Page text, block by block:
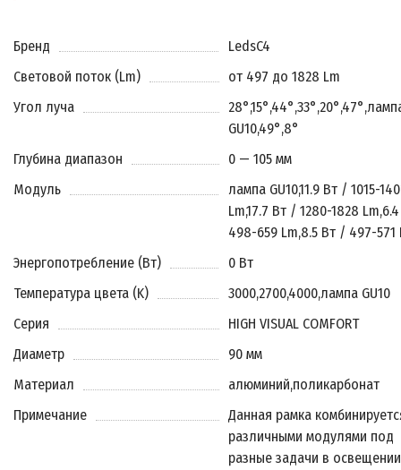
Бренд
LedsC4
Световой поток (Lm)
от 497 до 1828 Lm
Угол луча
28°15°,44°,33°,20°,47°,
GU10,49°,8°
Глубина диапазон
0 — 105 мм
Модуль
лампа GU10,11.9 Вт / 1015-
Lm17.7 Вт / 1280-1828 Lm,
498-659 Lm,8.5 Вт / 497-571
Энергопотребление (Вт)
0 Вт
Температура цвета (K)
3000,2700,4000,лампа GU10
Серия
HIGH VISUAL COMFORT
Диаметр
90 мм
Материал
алюминий,поликарбонат
Примечание
Данная рамка
различными модулями под
разные задачи в